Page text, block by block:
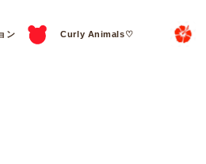
ン Curly Animals♡